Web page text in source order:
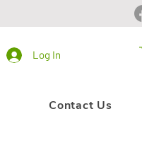
Log In
Contact Us